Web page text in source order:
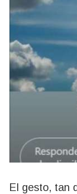
El gesto, tan